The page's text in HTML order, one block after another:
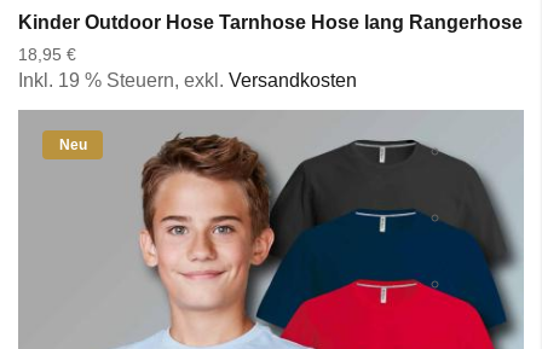
Kinder Outdoor Hose Tarnhose Hose lang Rangerhose
18,95 €
Inkl. 19 % Steuern, exkl. Versandkosten
Neu